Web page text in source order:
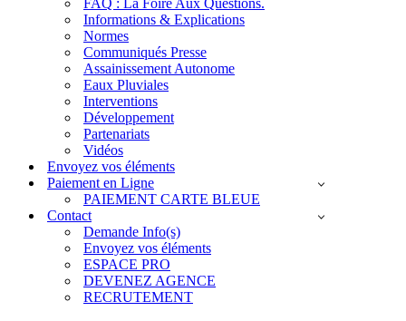
FAQ : La Foire Aux Questions.
Informations & Explications
Normes
Communiqués Presse
Assainissement Autonome
Eaux Pluviales
Interventions
Développement
Partenariats
Vidéos
Envoyez vos éléments
Paiement en Ligne
PAIEMENT CARTE BLEUE
Contact
Demande Info(s)
Envoyez vos éléments
ESPACE PRO
DEVENEZ AGENCE
RECRUTEMENT